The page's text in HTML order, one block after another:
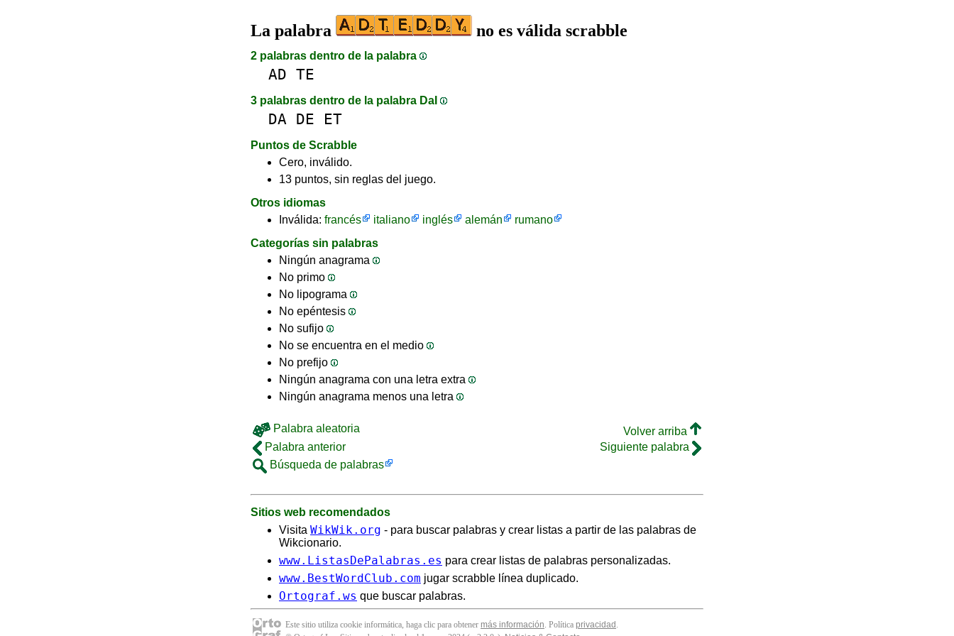
La palabra no es válida scrabble
2 palabras dentro de la palabra
AD TE
3 palabras dentro de la palabra DaI
DA DE ET
Puntos de Scrabble
Cero, inválido.
13 puntos, sin reglas del juego.
Otros idiomas
Inválida: francés italiano inglés alemán
rumano
Categorías sin palabras
Ningún anagrama
No primo
No lipograma
No epéntesis
No sufijo
No se encuentra en el medio
No prefijo
Ningún anagrama con una letra extra
Ningún anagrama menos una letra
Palabra aleatoria
Volver arriba
Palabra anterior
Siguiente palabra
Búsqueda de palabras
Sitios web recomendados
Visita WikWik.org - para buscar palabras y crear listas a partir de las palabras de
Wikcionario.
www.ListasDePalabras.es para crear listas de palabras personalizadas.
www.BestWordClub.com jugar scrabble línea duplicado.
Ortograf.ws que buscar palabras.
Este sitio utiliza cookie informática, haga clic para obtener más información. Política privacidad .